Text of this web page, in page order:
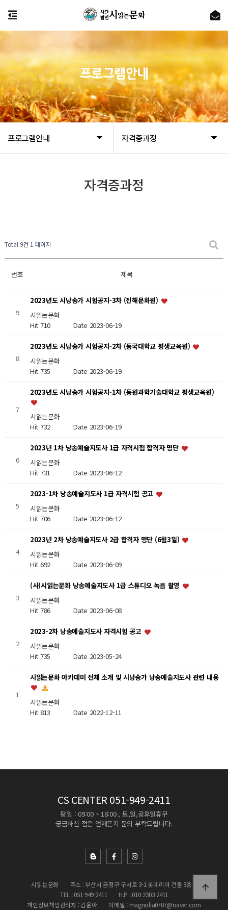
프로그램안내 자격증과정
프로그램안내
자격증과정
Total 9건 1 페이지
번호 제목
9
2023년도 시낭송가 시험공지-3차 (진해문화원)
시읽는문화
Hit 710Date 2023-06-19
8
2023년도 시낭송가 시험공지-2차 (동국대학교 평생교육원)
시읽는문화
Hit 735Date 2023-06-19
7
2023년도 시낭송가 시험공지-1차 (동원과학기술대학교 평생교육원)
시읽는문화
Hit 732Date 2023-06-19
6
2023년 1차 낭송예술지도사 1급 자격시험 합격자 명단
시읽는문화
Hit 731Date 2023-06-12
5
2023-1차 낭송예술지도사 1급 자격시험 공고
시읽는문화
Hit 706Date 2023-06-12
4
2023년 2차 낭송예술지도사 2급 합격자 명단 (6월3일)
시읽는문화
Hit 692Date 2023-06-09
3
(사)시읽는문화 낭송예술지도사 1급 스튜디오 녹음 촬영
시읽는문화
Hit 786Date 2023-06-08
2
2023-2차 낭송예술지도사 자격시험 공고
시읽는문화
Hit 735Date 2023-05-24
1
시읽는문화 아카데미 전체 소개 및 시낭송가 낭송예술지도사 관련 내용
시읽는문화
Hit 813Date 2022-12-11
CS CENTER 051-949-2411
평일 : 09:00 ~ 18:00 , 토,일,공휴일휴무
궁금하신 점은 언제든지 문의 부탁드립니다.
시읽는문화
주소 : 부산시 금정구 구서로 3-1 롯데리아 건물 3층
TEL : 051-949-2411
H.P : 010-2303-2411
개인정보책임관리자 : 김윤아
이메일 : magnolia0707@naver.com